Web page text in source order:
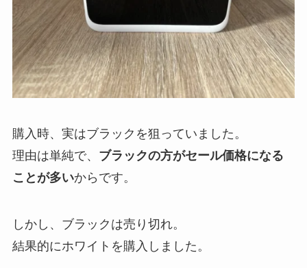
購入時、実はブラックを狙っていました。
理由は単純で、 ブラックの方がセール価格になる
ことが多いからです。
しかし、ブラックは売り切れ。
結果的にホワイトを購入しました。